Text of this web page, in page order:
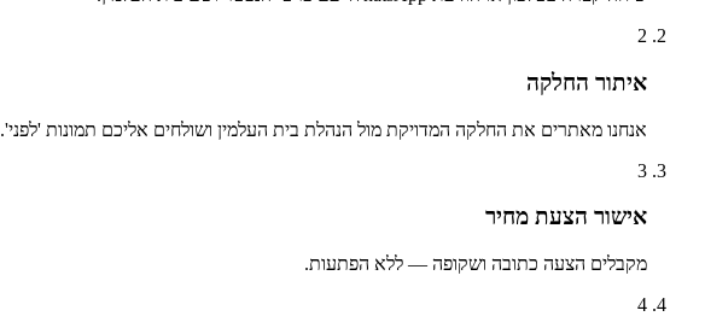
2
איתור החלקה
אנחנו מאתרים את החלקה המדויקת מול הנהלת בית העלמין ושולחים אליכם תמונות 'לפני'.
3
אישור הצעת מחיר
מקבלים הצעה כתובה ושקופה — ללא הפתעות.
4